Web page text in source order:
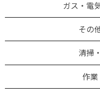
ガス・電
その
清掃
作